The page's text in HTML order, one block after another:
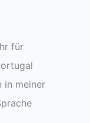
für
in meiner